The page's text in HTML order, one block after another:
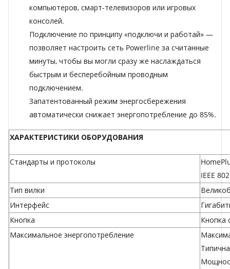
компьютеров, смарт-телевизоров или игровых
консолей.
Подключение по принципу «подключи и работай» —
позволяет настроить сеть Powerline за считанные
минуты, чтобы вы могли сразу же наслаждаться
быстрым и бесперебойным проводным
подключением.
Запатентованный режим энергосбережения
автоматически снижает энергопотребление до 85%.
ХАРАКТЕРИСТИКИ ОБОРУДОВАНИЯ
Стандарты и протоколы
IEEE
Тип вилки
Интерфейс
Кнопка
Кнопка
Максимальное энергопотребление